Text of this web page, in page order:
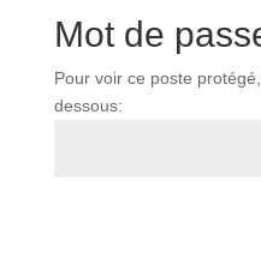
Mot de
Pour voir ce poste
dessous: